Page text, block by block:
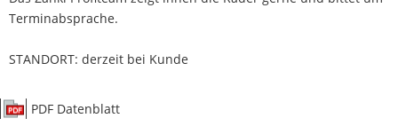
Terminabsprache.
STANDORT: derzeit bei Kunde
PDF Datenblatt